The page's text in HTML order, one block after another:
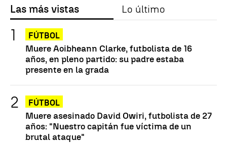
Las más vistas Lo último
FÚTBOL
Muere Aoibheann Clarke, futbolista de 16
años, en pleno partido: su padre estaba
presente en la grada
FÚTBOL
Muere asesinado David Owiri, futbolista de 27
años: "Nuestro capitán fue víctima de un
brutal ataque"